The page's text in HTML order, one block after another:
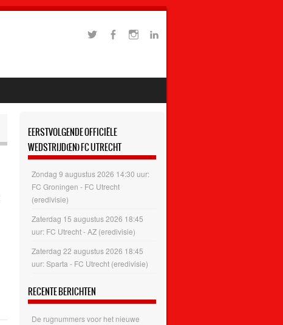
EERSTVOLGENDE OFFICIËLE
WEDSTRIJD(EN) FC UTRECHT
Zondag 9 augustus 2026 14:30 uur:
FC Groningen - FC Utrecht
(eredivisie)
Zaterdag 15 augustus 2026 18:45
uur: FC Utrecht - AZ (eredivisie)
Zaterdag 22 augustus 2026 18:45
uur: Sparta - FC Utrecht (eredivisie)
RECENTE BERICHTEN
De rugnummers voor het nieuwe